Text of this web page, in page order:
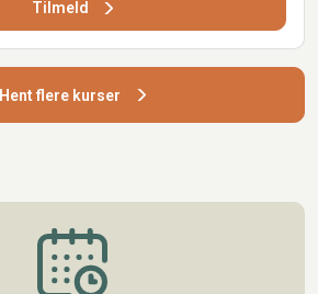
Tilmeld
Hent flere kurser